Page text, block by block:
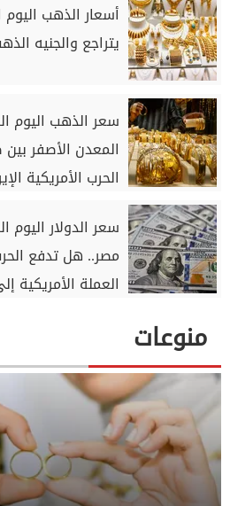
يتراجع والجنيه
سعر الذهب اليوم
المعدن الأصفر
الحرب الأمريكية
مصر.. هل تدفع الحرب
العملة
منوعات